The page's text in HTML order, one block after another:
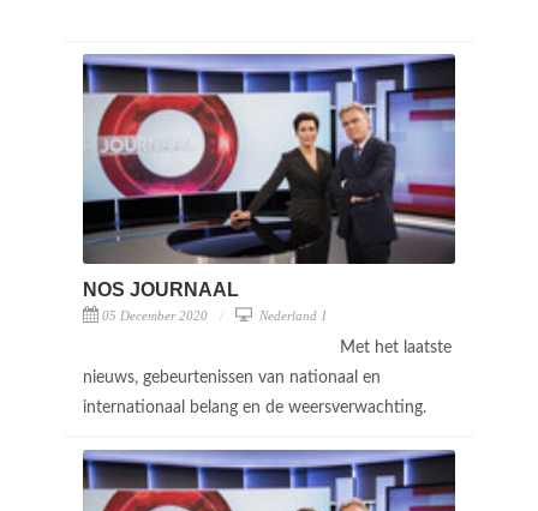
NOS JOURNAAL
05 December 2020 Nederland 1
Met het laatste
nieuws, gebeurtenissen van nationaal en
internationaal belang en de weersverwachting.